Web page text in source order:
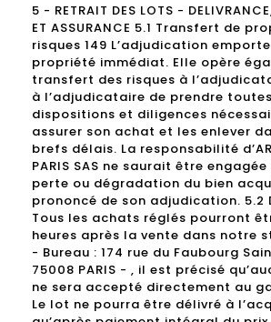
5 - RETRAIT DES LOTS -
ET ASSURANCE 5.1 Transfert de
risques 149 L’adjudication
propriété immédiat. Elle opère
transfert des risques à
à l’adjudicataire de prendre
dispositions et diligences
assurer son achat et les enlever
brefs délais. La responsabilité
PARIS SAS ne saurait être
perte ou dégradation du bien
prononcé de son adjudication. 5.2
Tous les achats réglés pourront
heures après la vente dans notre
- Bureau : 174 rue du Faubourg
75008 PARIS - , il est précisé
ne sera accepté directement au
Le lot ne pourra être délivré à